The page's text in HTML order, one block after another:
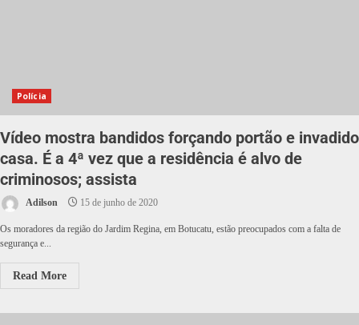
Polícia
Vídeo mostra bandidos forçando portão e invadido
casa. É a 4ª vez que a residência é alvo de
criminosos; assista
Adilson 15 de junho de 2020
Os moradores da região do Jardim Regina, em Botucatu, estão preocupados com a falta de
segurança e...
Read More